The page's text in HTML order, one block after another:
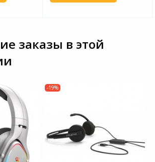
заказы в этой
-19%